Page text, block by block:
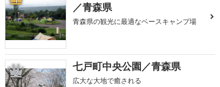
／青森県
青森県の観光に最適なベースキャンプ場
2 七戸町中央公園／青森県
広大な大地で癒される